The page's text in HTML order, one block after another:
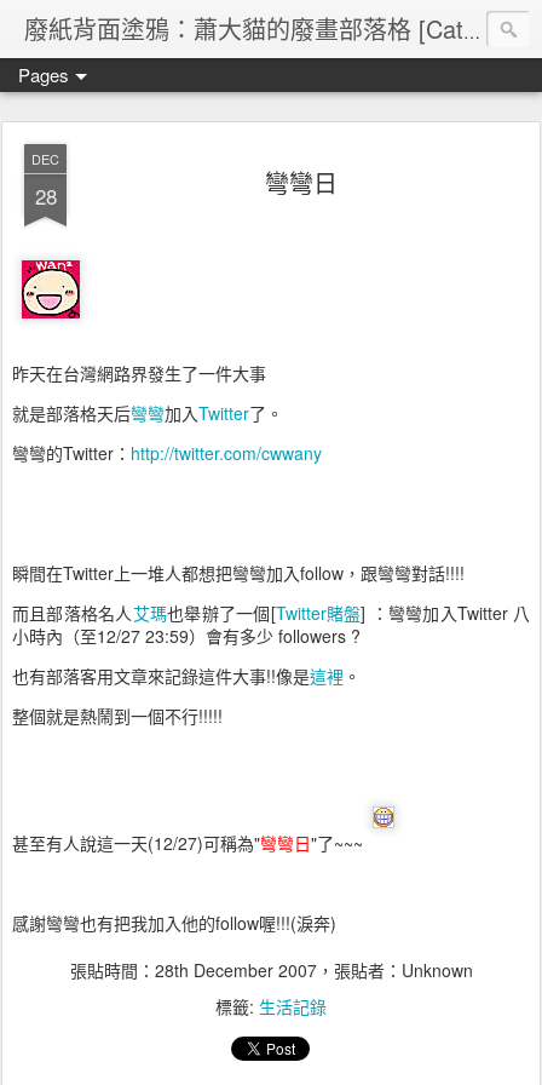
廢紙背面塗鴉：蕭大貓的廢畫部落格 [Cat's blog]
Pages
DEC
28 彎彎日
昨天在台灣網路界發生了一件大事
就是部落格天后彎彎加入Twitter了。
彎彎的Twitter： http://twitter.com/cwwany
瞬間在Twitter上一堆人都想把彎彎加入follow，跟彎彎對話!!!!
而且部落格名人艾瑪也舉辦了一個[Twitter賭盤] ：彎彎加入Twitter 八
小時內（至12/27 23:59）會有多少 followers ?
也有部落客用文章來記錄這件大事!!像是這裡 。
整個就是熱鬧到一個不行!!!!!
甚至有人說這一天(12/27)可稱為"彎彎日"了~~~
感謝彎彎也有把我加入他的follow喔!!!(淚奔)
張貼時間： 28th December 2007，張貼者：Unknown
標籤: 生活記錄